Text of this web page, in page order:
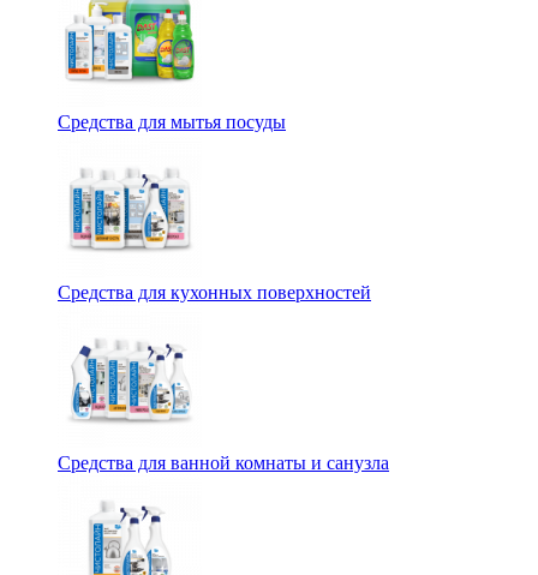
Средства для мытья посуды
Средства для кухонных поверхностей
Средства для ванной комнаты и санузла